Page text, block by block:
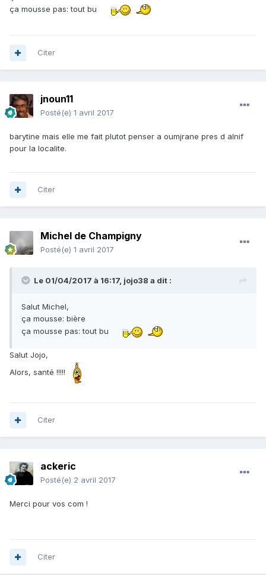
ça mousse pas: tout bu
Citer
jnoun11
Posté(e) 1 avril 2017
barytine mais elle me fait plutot penser a oumjrane pres d alnif
pour la localite.
Citer
Michel de Champigny
Posté(e) 1 avril 2017
Le 01/04/2017 à 16:17, jojo38 a dit :
Salut Michel,
ça mousse: bière
ça mousse pas: tout bu
Salut Jojo,
Alors, santé !!!!!
Citer
ackeric
Posté(e) 2 avril 2017
Merci pour vos com !
Citer